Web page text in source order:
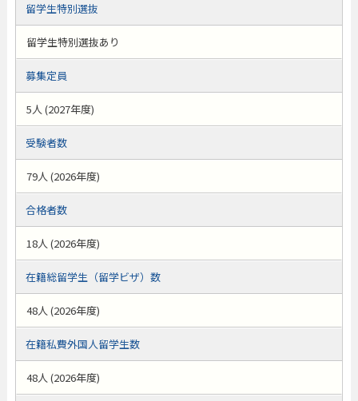
留学生特別選抜
留学生特別選抜あり
募集定員
5人 (2027年度)
受験者数
79人 (2026年度)
合格者数
18人 (2026年度)
在籍総留学生（留学ビザ）数
48人 (2026年度)
在籍私費外国人留学生数
48人 (2026年度)